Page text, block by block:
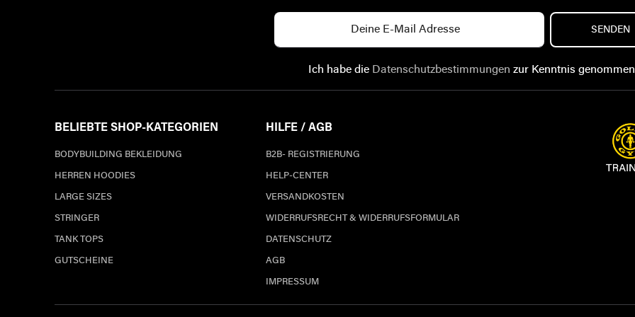
SENDEN
Ich habe die Datenschutzbestimmungen zur Kenntnis
BELIEBTE SHOP-KATEGORIEN
BODYBUILDING BEKLEIDUNG
HERREN HOODIES
LARGE SIZES
STRINGER
TANK TOPS
GUTSCHEINE
HILFE / AGB
B2B- REGISTRIERUNG
HELP-CENTER
VERSANDKOSTEN
WIDERRUFSRECHT & WIDERRUFSFORMULAR
DATENSCHUTZ
AGB
IMPRESSUM